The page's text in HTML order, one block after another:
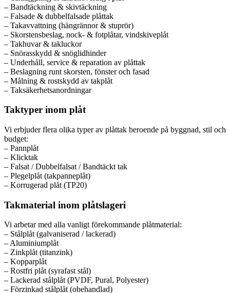
– Bandtäckning & skivtäckning
– Falsade & dubbelfalsade plåttak
– Takavvattning (hängrännor & stuprör)
– Skorstensbeslag, nock- & fotplåtar, vindskiveplåt
– Takhuvar & takluckor
– Snörasskydd & snöglidhinder
– Underhåll, service & reparation av plåttak
– Beslagning runt skorsten, fönster och fasad
– Målning & rostskydd av takplåt
– Taksäkerhetsanordningar
Taktyper inom plåt
Vi erbjuder flera olika typer av plåttak beroende på byggnad, stil och
budget:
– Pannplåt
– Klicktak
– Falsat / Dubbelfalsat / Bandtäckt tak
– Plegelplåt (takpanneplåt)
– Korrugerad plåt (TP20)
Takmaterial inom plåtslageri
Vi arbetar med alla vanligt förekommande plåtmaterial:
– Stålplåt (galvaniserad / lackerad)
– Aluminiumplåt
– Zinkplåt (titanzink)
– Kopparplåt
– Rostfri plåt (syrafast stål)
– Lackerad stålplåt (PVDF, Pural, Polyester)
– Förzinkad stålplåt (obehandlad)